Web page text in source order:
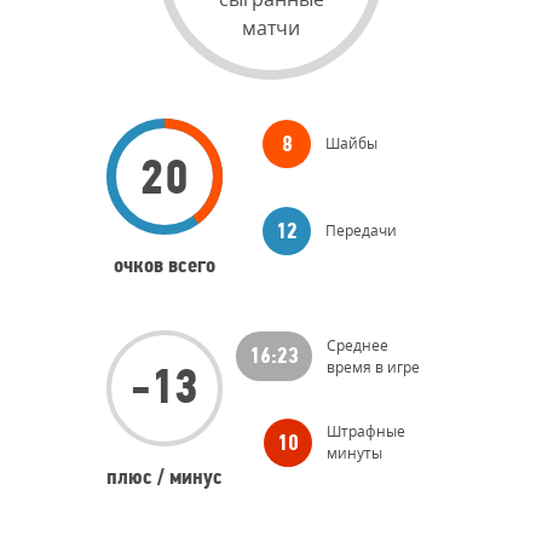
В прошлом сезоне нападающий дебютировал в КХЛ и
дошел вместе с «ястребами» до финала конференции. В
в регулярке, в которых набрал 30 очков (14+16), 14 матчей
в плей-офф – 8 очков (3+5).
матчи
очков всего
20
Голы
Шайбы
8
Передачи
12
плюс / минус
-13
Среднее
время в игре
16:23
Штрафные
минуты
10